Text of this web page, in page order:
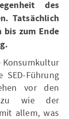
des
Tatsächlich
zum Ende
Konsumkultur
Führung
vor den
wie der
allem, was